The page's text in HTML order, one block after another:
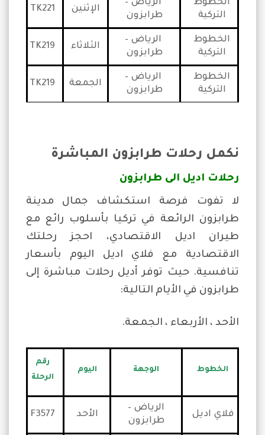
الخطوط
التركية
الرياض –
طرابزون
الإثنين TK221
الخطوط
التركية
الرياض –
طرابزون
الثلاثاء TK219
الخطوط
التركية
الرياض –
طرابزون
الجمعة TK219
نكمل رحلات طرابزون المباشرة
رحلات اديل الى طرابزون
لا تفوت فرصة استكشاف جمال مدينة
طرابزون الرائعة في تركيا بأسلوب رائع مع
طيران اديل الاقتصادي، احجز رحلتك
الاقتصادية مع فلاي اديل اليوم بأسعار
تنافسية. حيث توفر أديل رحلات مباشرة إلى
طرابزون في الأيام التالية:
الأحد ، الأربعاء ، الجمعة.
الخطوط الوجهة اليوم
رقم
الرحلة
فلاي اديل
الرياض –
طرابزون
الأحد F3577